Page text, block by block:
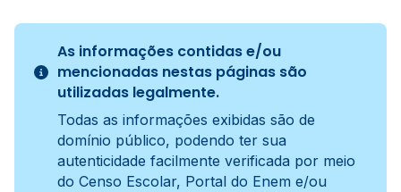
As informações contidas e/ou
mencionadas nestas páginas são
utilizadas legalmente.
Todas as informações exibidas são de
domínio público, podendo ter sua
autenticidade facilmente verificada por meio
do Censo Escolar, Portal do Enem e/ou